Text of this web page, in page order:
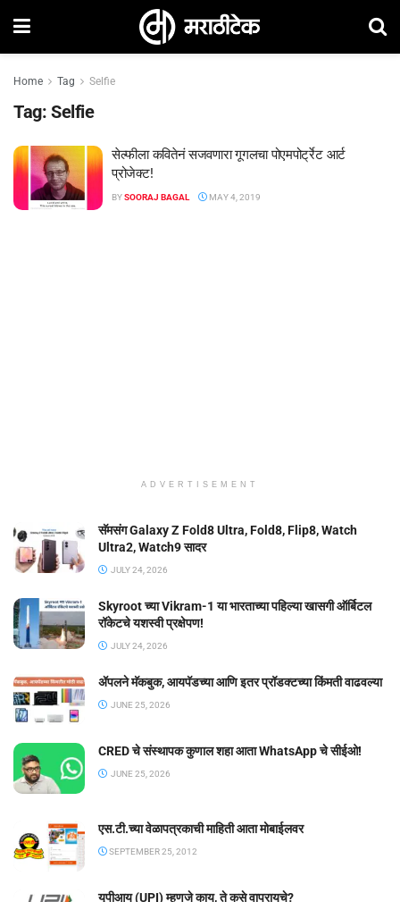
Home Tag Selfie
Tag: Selfie
सेल्फीला कवितेनं सजवणारा गूगलचा पोएमपोर्ट्रेट आर्ट
प्रोजेक्ट!
BYSOORAJ BAGAL MAY 4, 2019
ADVERTISEMENT
सॅमसंग Galaxy Z Fold8 Ultra, Fold8, Flip8, Watch
Ultra2, Watch9 सादर
JULY 24, 2026
Skyroot च्या Vikram-1 या भारताच्या पहिल्या खासगी ऑर्बिटल
रॉकेटचे यशस्वी प्रक्षेपण!
JULY 24, 2026
ॲपलने मॅकबुक, आयपॅडच्या आणि इतर प्रॉडक्टच्या किंमती वाढवल्या
JUNE 25, 2026
CRED चे संस्थापक कुणाल शहा आता WhatsApp चे सीईओ!
JUNE 25, 2026
एस.टी.च्या वेळापत्रकाची माहिती आता मोबाईलवर
SEPTEMBER 25, 2012
यूपीआय (UPI) म्हणजे काय, ते कसे वापरायचे?